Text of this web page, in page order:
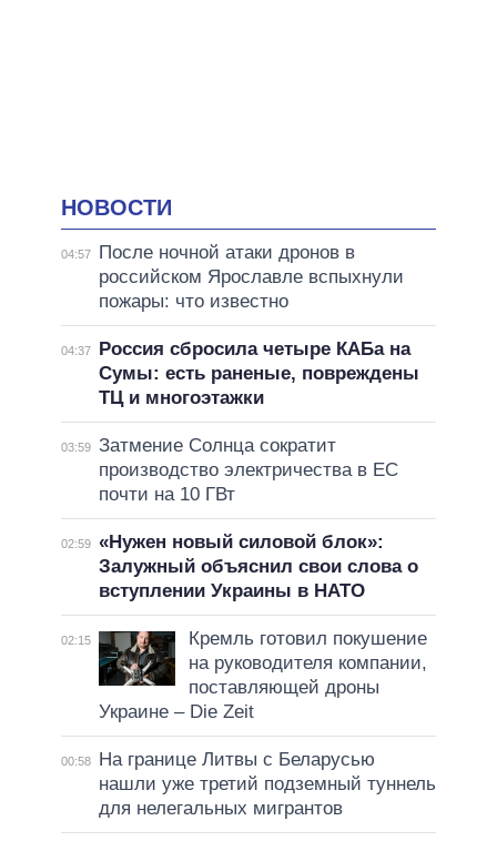
НОВОСТИ
04:57
После ночной атаки дронов в
российском Ярославле вспыхнули
пожары: что известно
04:37
Россия сбросила четыре КАБа на
Сумы: есть раненые, повреждены
ТЦ и многоэтажки
03:59 Затмение Солнца сократит
производство электричества в ЕС
почти на 10 ГВт
02:59 «Нужен новый силовой блок»:
Залужный объяснил свои слова о
вступлении Украины в НАТО
02:15
Кремль готовил покушение
на руководителя компании,
поставляющей дроны
Украине – Die Zeit
00:58
На границе Литвы с Беларусью
нашли уже третий подземный туннель
для нелегальных мигрантов